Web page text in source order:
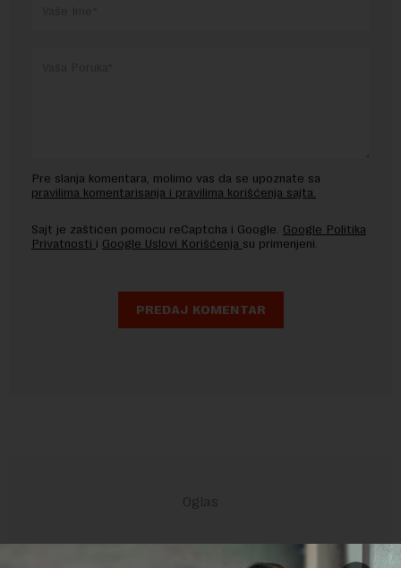
Pre slanja komentara, molimo vas da se upoznate sa
pravilima komentarisanja i pravilima korišćenja sajta.
Sajt je zaštićen pomocu reCaptcha i Google. Google Politika
Privatnosti i Google Uslovi Korišćenja su primenjeni.